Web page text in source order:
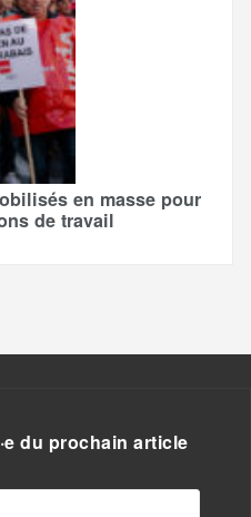
en masse pour
de travail
du prochain article